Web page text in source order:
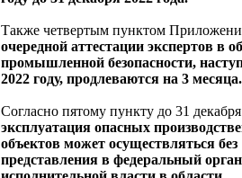
Также четвертым пунктом
очередной аттестации экспертов в
промышленной безопасности,
2022 году, продлеваются на 3 месяца.
Согласно пятому пункту до 31
эксплуатация опасных
объектов может осуществляться без
представления в федеральный орган